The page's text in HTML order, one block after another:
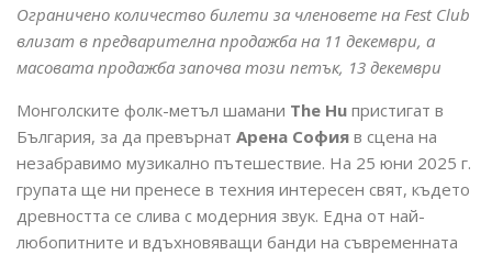
Ограничено количество билети за членовете на Fest Club
влизат в предварителна продажба на 11 декември, а
масовата продажба започва този петък, 13 декември
Монголските фолк-метъл шамани The Hu пристигат в
България, за да превърнат Арена София в сцена на
незабравимо музикално пътешествие. На 25 юни 2025 г.
групата ще ни пренесе в техния интересен свят, където
древността се слива с модерния звук. Една от най-
любопитните и вдъхновяващи банди на съвременната